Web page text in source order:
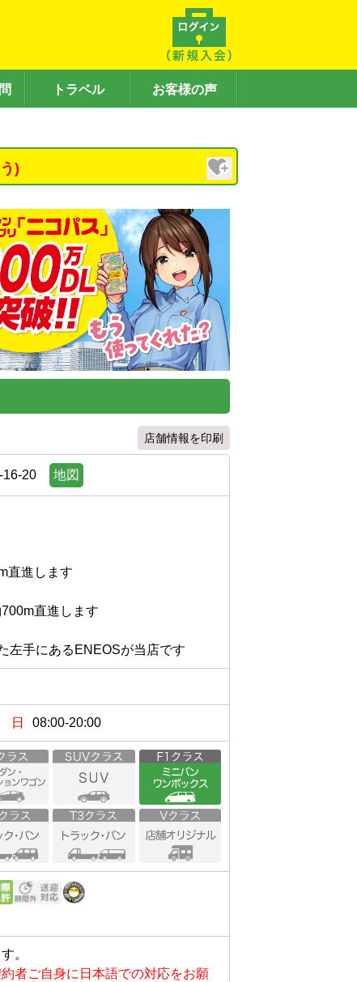
トラベル お客様の声
)
店舗情報を印刷
16-20 地図
直進します
直進します
左手にあるENEOSが当店です
日 08:00-20:00
。
者ご自身に日本語での対応をお願